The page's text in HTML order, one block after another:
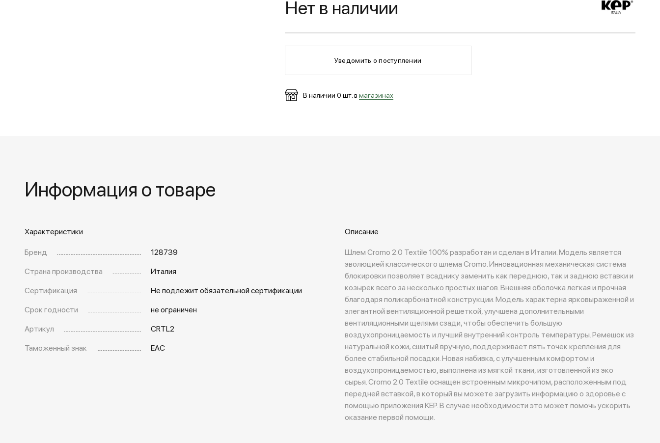
Нет в наличии
Уведомить о поступлении
В наличии 0 шт. в магазинах
Информация о товаре
Характеристики
Бренд
128739
Страна производства
Италия
Сертификация
Не подлежит обязательной сертификации
Срок годности
не ограничен
Артикул
CRTL2
Таможенный знак
EAC
Описание
Шлем Cromo 2.0 Textile 100% разработан и сделан в Италии. Модель является
эволюцией классического шлема Cromo. Инновационная механическая система
блокировки позволяет всаднику заменить как переднюю, так и заднюю вставки и
козырек всего за несколько простых шагов. Внешняя оболочка легкая и прочная
благодаря поликарбонатной конструкции. Модель характерна ярковыраженной и
элегантной вентиляционной решеткой, улучшена дополнительными
вентиляционными щелями сзади, чтобы обеспечить большую
воздухопроницаемость и лучший внутренний контроль температуры. Ремешок из
натуральной кожи, сшитый вручную, поддерживает пять точек крепления для
более стабильной посадки. Новая набивка, с улучшенным комфортом и
воздухопроницаемостью, выполнена из мягкой ткани, изготовленной из эко
сырья. Cromo 2.0 Textile оснащен встроенным микрочипом, расположенным под
передней вставкой, в который вы можете загрузить информацию о здоровье с
помощью приложения KEP. В случае необходимости это может помочь ускорить
оказание первой помощи.